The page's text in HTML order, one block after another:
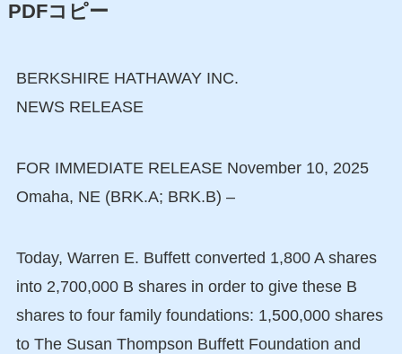
PDFコピー
BERKSHIRE HATHAWAY INC.
NEWS RELEASE
FOR IMMEDIATE RELEASE November 10, 2025
Omaha, NE (BRK.A; BRK.B) –
Today, Warren E. Buffett converted 1,800 A shares
into 2,700,000 B shares in order to give these B
shares to four family foundations: 1,500,000 shares
to The Susan Thompson Buffett Foundation and